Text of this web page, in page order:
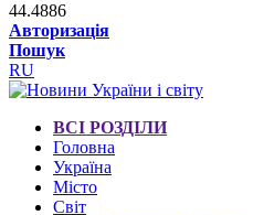
44.4886
Авторизація
Пошук
RU
ВСІ РОЗДІЛИ
Головна
Україна
Місто
Світ